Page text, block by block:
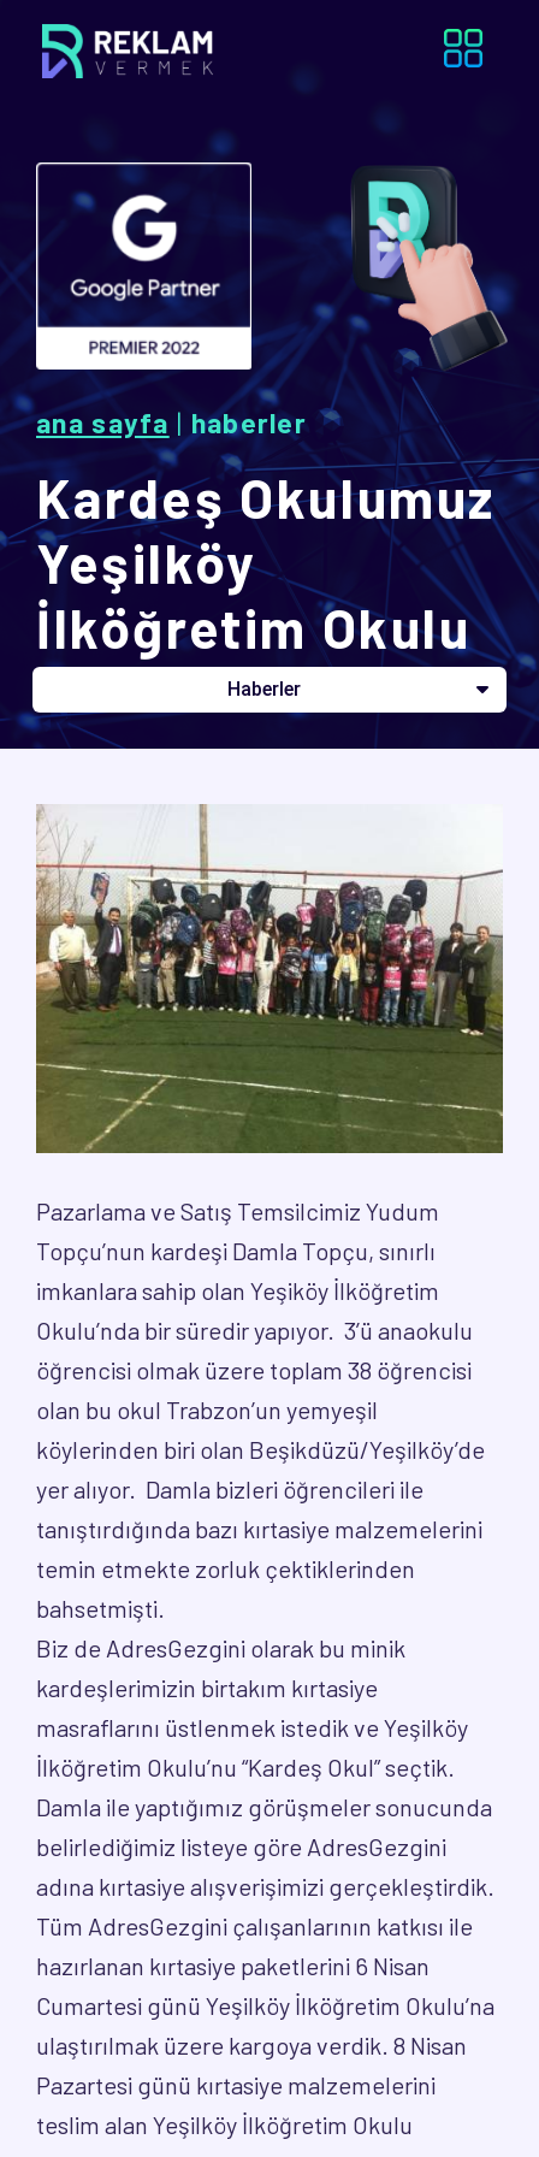
ana sayfa | haberler
Kardeş Okulumuz
Yeşilköy
İlköğretim Okulu
Haberler
Pazarlama ve Satış Temsilcimiz Yudum
Topçu’nun kardeşi Damla Topçu, sınırlı
imkanlara sahip olan Yeşiköy İlköğretim
Okulu’nda bir süredir yapıyor. 3’ü anaokulu
öğrencisi olmak üzere toplam 38 öğrencisi
olan bu okul Trabzon’un yemyeşil
köylerinden biri olan Beşikdüzü/Yeşilköy’de
yer alıyor. Damla bizleri öğrencileri ile
tanıştırdığında bazı kırtasiye malzemelerini
temin etmekte zorluk çektiklerinden
bahsetmişti.
Biz de AdresGezgini olarak bu minik
kardeşlerimizin birtakım kırtasiye
masraflarını üstlenmek istedik ve Yeşilköy
İlköğretim Okulu’nu “Kardeş Okul” seçtik.
Damla ile yaptığımız görüşmeler sonucunda
belirlediğimiz listeye göre AdresGezgini
adına kırtasiye alışverişimizi gerçekleştirdik.
Tüm AdresGezgini çalışanlarının katkısı ile
hazırlanan kırtasiye paketlerini 6 Nisan
Cumartesi günü Yeşilköy İlköğretim Okulu’na
ulaştırılmak üzere kargoya verdik. 8 Nisan
Pazartesi günü kırtasiye malzemelerini
teslim alan Yeşilköy İlköğretim Okulu